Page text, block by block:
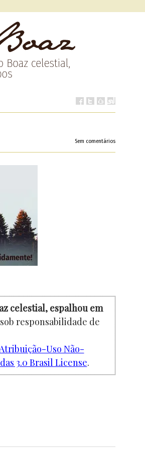
Sem comentários
celestial, espalhou em
responsabilidade de
Uso Não-
3.0 Brasil License.